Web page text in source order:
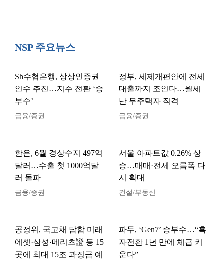
NSP 주요뉴스
Sh수협은행, 상상인증권
인수 추진…지주 전환 ‘승
부수’
금융/증권
정부, 세제개편안에 전세
대출까지 조인다…월세
난 무주택자 직격
금융/증권
한은, 6월 경상수지 497억
달러…수출 첫 1000억달
러 돌파
금융/증권
서울 아파트값 0.26% 상
승…매매·전세 오름폭 다
시 확대
건설/부동산
공정위, 국고채 담합 미래
에셋·삼성·메리츠證 등 15
곳에 최대 15조 과징금 예
파두, ‘Gen7’ 승부수…“흑
자전환 1년 만에 체급 키
운다”